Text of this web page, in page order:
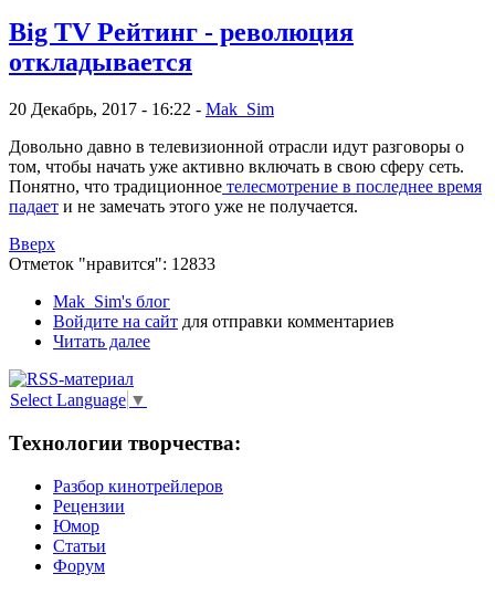
Big TV Рейтинг - революция
откладывается
20 Декабрь, 2017 - 16:22 - Mak_Sim
Довольно давно в телевизионной отрасли идут разговоры о
том, чтобы начать уже активно включать в свою сферу сеть.
Понятно, что традиционное телесмотрение в последнее время
падает и не замечать этого уже не получается.
Вверх
Отметок "нравится": 12833
Mak_Sim's блог
Войдите на сайт для отправки комментариев
Читать далее
Select Language ▼
Технологии творчества:
Разбор кинотрейлеров
Рецензии
Юмор
Статьи
Форум